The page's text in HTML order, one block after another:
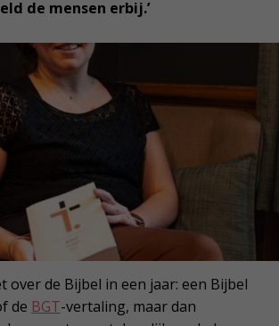
de mensen erbij.’
over de Bijbel in een jaar: een Bijbel
de BGT-vertaling, maar dan